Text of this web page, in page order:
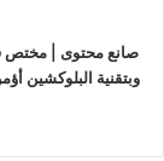
صانع محتوى | مختص
وبتقنية البلوكشين